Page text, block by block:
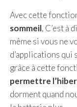
Avec cette
sommeil, C’est à
même si vous ne
d’applications qui
grâce à cette
permettre
dorment quand